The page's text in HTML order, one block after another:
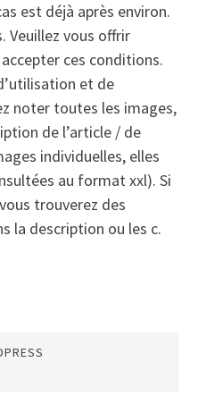
est déjà après environ.
Veuillez vous offrir
ces conditions.
et de
noter toutes les images,
de l’article / de
individuelles, elles
au format xxl). Si
trouverez des
la description ou les c.